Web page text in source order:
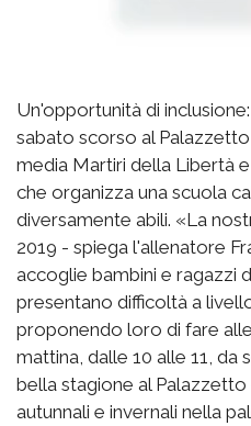
Un'opportunità di
sabato scorso al
media Martiri della Libertà
che organizza una scuola
diversamente abili. «La
2019 - spiega l'allenatore
accoglie bambini e ragazzi
presentano difficoltà a
proponendo loro di fare
mattina, dalle 10 alle 11, da
bella stagione al
autunnali e invernali nella